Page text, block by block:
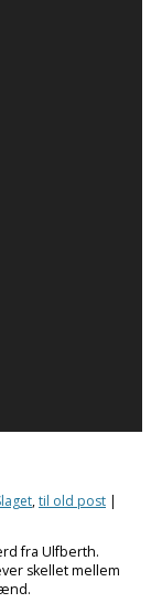
,til old post |
fra Ulfberth.
skellet mellem